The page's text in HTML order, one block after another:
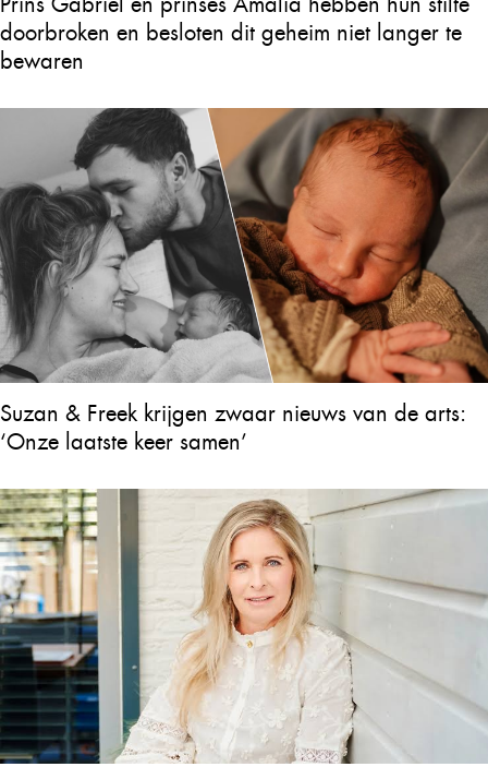
doorbroken en besloten dit geheim niet langer te
bewaren
Suzan & Freek krijgen zwaar nieuws van de arts:
‘Onze laatste keer samen’